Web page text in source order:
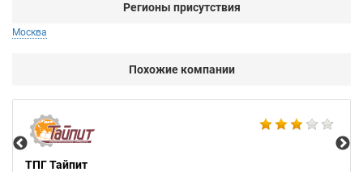
Регионы присутствия
Москва
Похожие компании
ТПГ Тайпит